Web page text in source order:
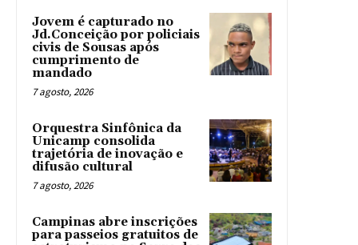
Jovem é capturado no
Jd.Conceição por policiais
civis de Sousas após
cumprimento de
mandado
7 agosto, 2026
Orquestra Sinfônica da
Unicamp consolida
trajetória de inovação e
difusão cultural
7 agosto, 2026
Campinas abre inscrições
para passeios gratuitos de